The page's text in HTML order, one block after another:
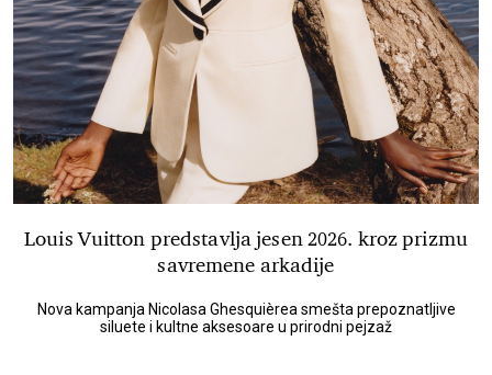
Louis Vuitton predstavlja jesen 2026. kroz prizmu
savremene arkadije
Nova kampanja Nicolasa Ghesquièrea smešta prepoznatljive
siluete i kultne aksesoare u prirodni pejzaž